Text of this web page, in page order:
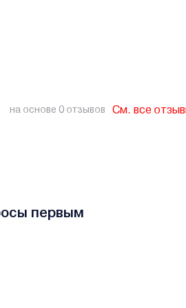
на основе 0 отзывов См. все
первым